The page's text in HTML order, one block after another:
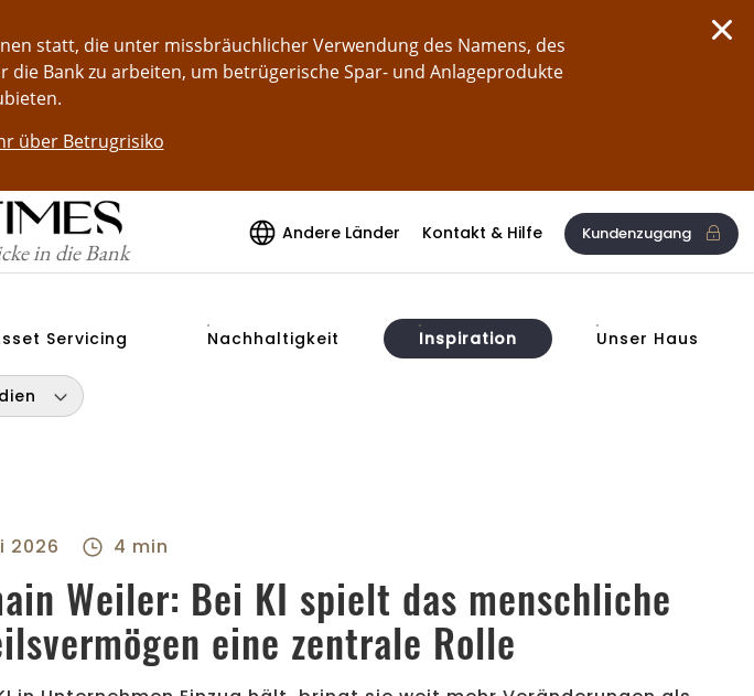
statt, die unter missbräuchlicher Verwendung des Namens, des
Bank zu arbeiten, um betrügerische Spar- und Anlageprodukte
über Betrugrisiko
in die Bank
Andere Länder Kontakt & Hilfe Kundenzugang
Servicing Nachhaltigkeit Inspiration Unser Haus
2026 4 min
Weiler: Bei KI spielt das menschliche
eine zentrale Rolle